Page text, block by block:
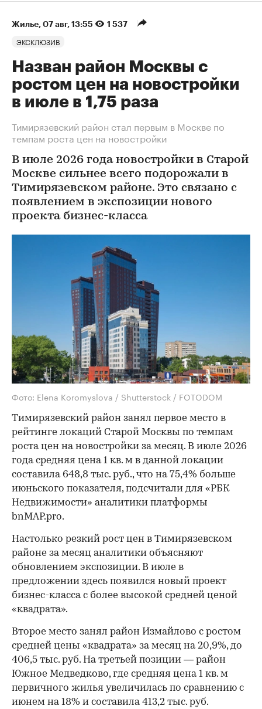
Жилье⁠, 07 авг, 13:55 1 537
ЭКСКЛЮЗИВ
Назван район Москвы с
ростом цен на новостройки
в июле в 1,75 раза
Тимирязевский район стал первым в Москве по
темпам роста цен на новостройки
В июле 2026 года новостройки в Старой
Москве сильнее всего подорожали в
Тимирязевском районе. Это связано с
появлением в экспозиции нового
проекта бизнес-класса
Фото: Elena Koromyslova / Shutterstock / FOTODOM
Тимирязевский район занял первое место в
рейтинге локаций Старой Москвы по темпам
роста цен на новостройки за месяц. В июле 2026
года средняя цена 1 кв. м в данной локации
составила 648,8 тыс. руб., что на 75,4% больше
июньского показателя, подсчитали для «РБК
Недвижимости» аналитики платформы
bnMAP.pro.
Настолько резкий рост цен в Тимирязевском
районе за месяц аналитики объясняют
обновлением экспозиции. В июле в
предложении здесь появился новый проект
бизнес-класса с более высокой средней ценой
«квадрата».
Второе место занял район Измайлово с ростом
средней цены «квадрата» за месяц на 20,9%, до
406,5 тыс. руб. На третьей позиции — район
Южное Медведково, где средняя цена 1 кв. м
первичного жилья увеличилась по сравнению с
июнем на 18% и составила 413,2 тыс. руб.